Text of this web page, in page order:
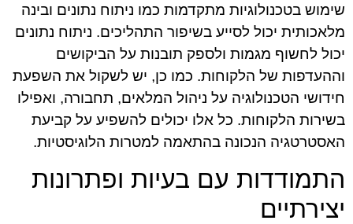
שימוש בטכנולוגיות מתקדמות כמו ניתוח נתונים ובינה
מלאכותית יכול לסייע בשיפור התהליכים. ניתוח נתונים
יכול לחשוף מגמות ולספק תובנות על הביקושים
וההעדפות של הלקוחות. כמו כן, יש לשקול את השפעת
חידושי הטכנולוגיה על ניהול המלאים, תחבורה, ואפילו
בשירות הלקוחות. כל אלו יכולים להשפיע על קביעת
האסטרטגיה הנכונה בהתאמה למטרות הלוגיסטיות.
התמודדות עם בעיות ופתרונות
יצירתיים